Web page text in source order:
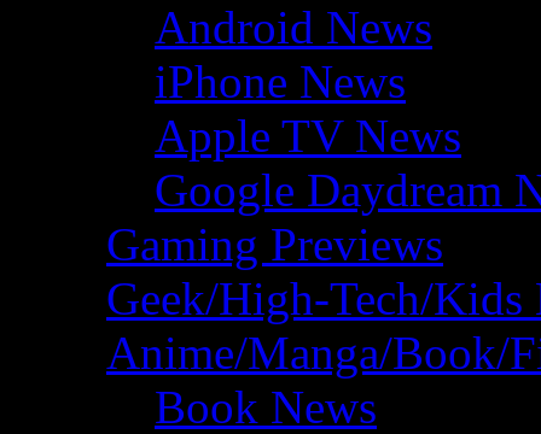
Android News
iPhone News
Apple TV News
Google Daydream
Gaming Previews
Geek/High-Tech/Kids
Anime/Manga/Book/
Book News